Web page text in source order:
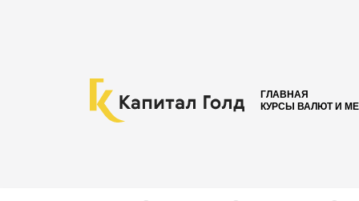
ГЛАВНАЯ
КУРСЫ ВАЛЮТ И